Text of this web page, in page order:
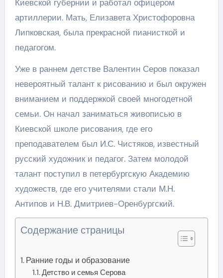
Киевской губернии и работал офицером
артиллерии. Мать, Елизавета Христофоровна
Липковская, была прекрасной пианисткой и
педагогом.
Уже в раннем детстве Валентин Серов показал
невероятный талант к рисованию и был окружен
вниманием и поддержкой своей многодетной
семьи. Он начал заниматься живописью в
Киевской школе рисования, где его
преподавателем был И.С. Чистяков, известный
русский художник и педагог. Затем молодой
талант поступил в петербургскую Академию
художеств, где его учителями стали М.Н.
Антипов и Н.В. Дмитриев-Оренбургский.
Содержание страницы
Ранние годы и образование
Детство и семья Серова